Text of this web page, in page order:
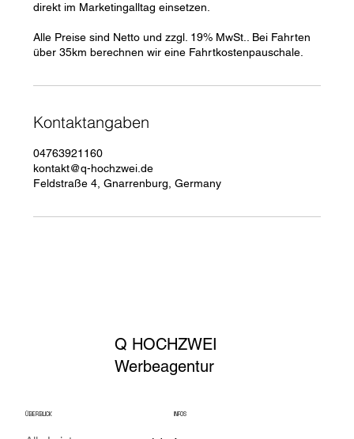
direkt im Marketingalltag einsetzen.
Alle Preise sind Netto und zzgl. 19% MwSt.. Bei Fahrten
über 35km berechnen wir eine Fahrtkostenpauschale.
Kontaktangaben
04763921160
kontakt@q-hochzwei.de
Feldstraße 4, Gnarrenburg, Germany
Q HOCHZWEI
Werbeagentur
ÜBERBLICK INFOS